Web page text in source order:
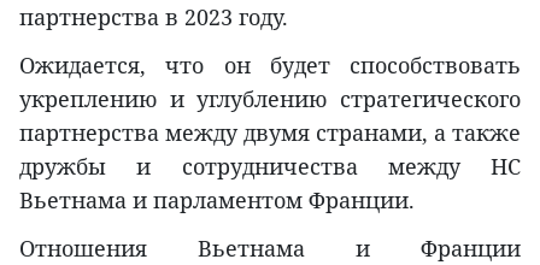
партнерства в 2023 году.
Ожидается, что он будет способствовать
укреплению и углублению стратегического
партнерства между двумя странами, а также
дружбы и сотрудничества между НС
Вьетнама и парламентом Франции.
Отношения Вьетнама и Франции